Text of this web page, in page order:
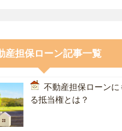
産担保ローン記事一覧
不動産担保ローンに
る抵当権とは？